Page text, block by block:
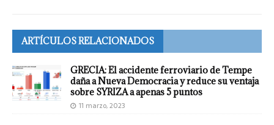
ARTÍCULOS RELACIONADOS
GRECIA: El accidente ferroviario de Tempe
daña a Nueva Democracia y reduce su ventaja
sobre SYRIZA a apenas 5 puntos
11 marzo, 2023